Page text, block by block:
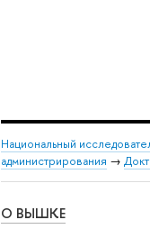
Национальный
администрирования →
О ВЫШКЕ